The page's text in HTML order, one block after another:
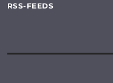
RSS-FEEDS